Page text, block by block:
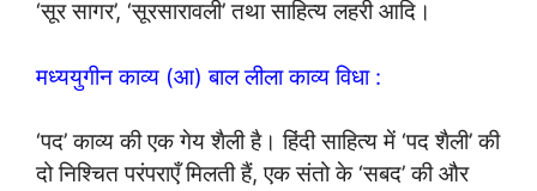
‘सूर सागर’, ‘सूरसारावली’ तथा साहित्य लहरी आदि।
मध्ययुगीन काव्य (आ) बाल लीला काव्य विधा :
‘पद’ काव्य की एक गेय शैली है। हिंदी साहित्य में ‘पद शैली’ की
दो निश्चित परंपराएँ मिलती हैं, एक संतो के ‘सबद’ की और